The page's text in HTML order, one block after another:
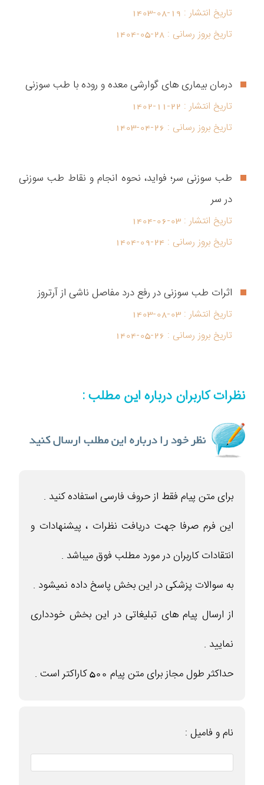
تاریخ انتشار : 1403-08-19
تاریخ بروز رسانی : 1404-05-28
درمان بیماری های گوارشی معده و روده با طب سوزنی
تاریخ انتشار : 1402-11-22
تاریخ بروز رسانی : 1403-04-26
طب سوزنی سر؛ فواید، نحوه انجام و نقاط طب سوزنی
در سر
تاریخ انتشار : 1404-06-03
تاریخ بروز رسانی : 1404-09-24
اثرات طب سوزنی در رفع درد مفاصل ناشی از آرتروز
تاریخ انتشار : 1403-08-03
تاریخ بروز رسانی : 1404-05-26
نظرات کاربران درباره این مطلب :
برای متن پیام فقط از حروف فارسی استفاده کنید .
این فرم صرفا جهت دریافت نظرات ، پیشنهادات و
انتقادات کاربران در مورد مطلب فوق میباشد .
به سوالات پزشکی در این بخش پاسخ داده نمیشود .
از ارسال پیام های تبلیغاتی در این بخش خودداری
نمایید .
حداکثر طول مجاز برای متن پیام 500 کاراکتر است .
نام و فامیل :